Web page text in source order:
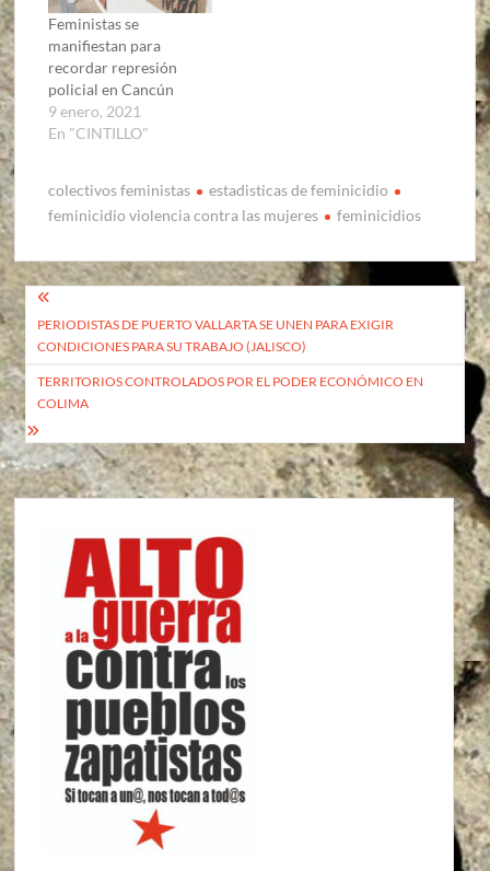
Feministas se
manifiestan para
recordar represión
policial en Cancún
9 enero, 2021
En "CINTILLO"
colectivos feministas
estadisticas de feminicidio
feminicidio violencia contra las mujeres
feminicidios
Navegación
de
entradas
PERIODISTAS DE PUERTO VALLARTA SE UNEN PARA EXIGIR
CONDICIONES PARA SU TRABAJO (JALISCO)
TERRITORIOS CONTROLADOS POR EL PODER ECONÓMICO EN
COLIMA